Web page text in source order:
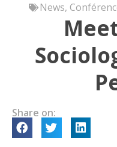
News,
Share on: